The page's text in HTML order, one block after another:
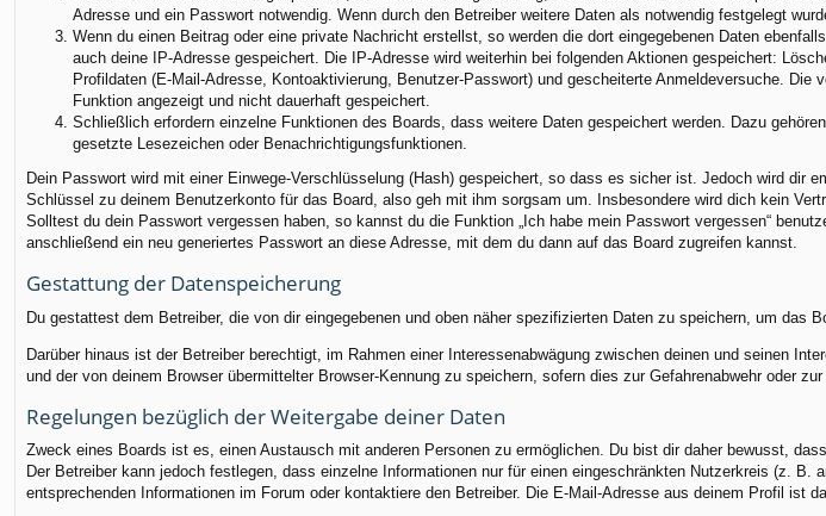
Adresse und ein Passwort notwendig. Wenn durch den Betreiber weitere Daten als notwendig festgelegt
Wenn du einen Beitrag oder eine private Nachricht erstellst, so werden die dort eingegebenen Daten
auch deine IP-Adresse gespeichert. Die IP-Adresse wird weiterhin bei folgenden Aktionen gespeichert:
Profildaten (E-Mail-Adresse, Kontoaktivierung, Benutzer-Passwort) und gescheiterte Anmeldeversuche.
Funktion angezeigt und nicht dauerhaft gespeichert.
Schließlich erfordern einzelne Funktionen des Boards, dass weitere Daten gespeichert werden. Dazu
gesetzte Lesezeichen oder Benachrichtigungsfunktionen.
Dein Passwort wird mit einer Einwege-Verschlüsselung (Hash) gespeichert, so dass es sicher ist. Jedoch wird
Schlüssel zu deinem Benutzerkonto für das Board, also geh mit ihm sorgsam um. Insbesondere wird dich kein
Solltest du dein Passwort vergessen haben, so kannst du die Funktion „Ich habe mein Passwort vergessen“
anschließend ein neu generiertes Passwort an diese Adresse, mit dem du dann auf das Board zugreifen kannst.
Gestattung der Datenspeicherung
Du gestattest dem Betreiber, die von dir eingegebenen und oben näher spezifizierten Daten zu speichern, um das
Darüber hinaus ist der Betreiber berechtigt, im Rahmen einer Interessenabwägung zwischen deinen und seinen
und der von deinem Browser übermittelter Browser-Kennung zu speichern, sofern dies zur Gefahrenabwehr oder
Regelungen bezüglich der Weitergabe deiner Daten
Zweck eines Boards ist es, einen Austausch mit anderen Personen zu ermöglichen. Du bist dir daher bewusst,
Der Betreiber kann jedoch festlegen, dass einzelne Informationen nur für einen eingeschränkten Nutzerkreis (z.
entsprechenden Informationen im Forum oder kontaktiere den Betreiber. Die E-Mail-Adresse aus deinem Profil ist